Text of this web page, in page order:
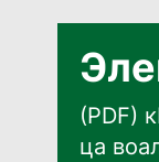
(PDF)
ца